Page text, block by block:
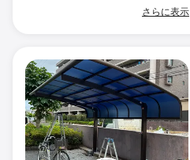
さらに表示